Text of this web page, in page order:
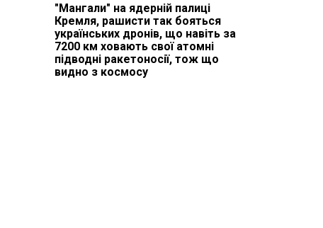
"Мангали" на ядерній палиці
Кремля, рашисти так бояться
українських дронів, що навіть за
7200 км ховають свої атомні
підводні ракетоносії, тож що
видно з космосу